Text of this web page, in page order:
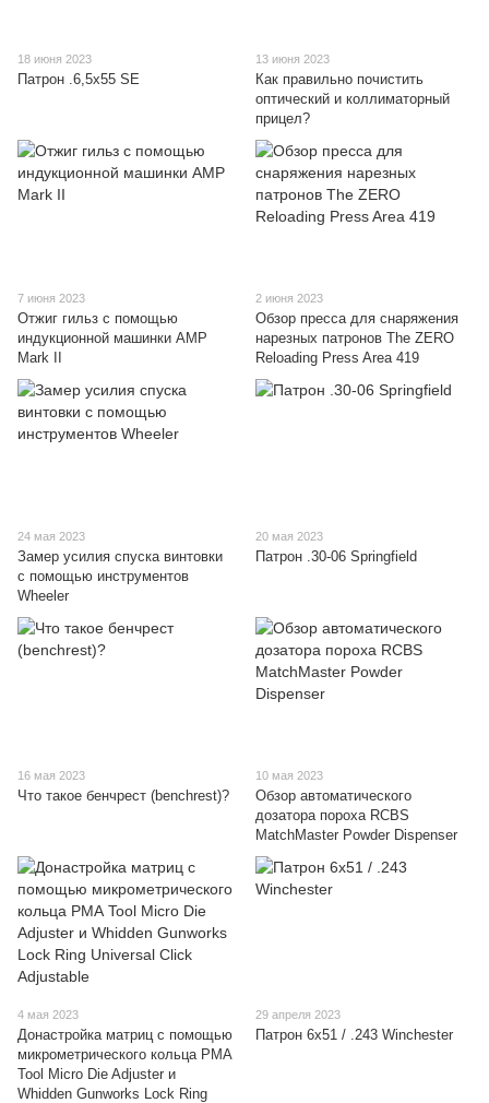
18 июня 2023
Патрон .6,5x55 SE
13 июня 2023
Как правильно почистить
оптический и коллиматорный
прицел?
7 июня 2023
Отжиг гильз с помощью
индукционной машинки AMP
Mark II
2 июня 2023
Обзор пресса для снаряжения
нарезных патронов The ZERO
Reloading Press Area 419
24 мая 2023
Замер усилия спуска винтовки
с помощью инструментов
Wheeler
20 мая 2023
Патрон .30-06 Springfield
16 мая 2023
Что такое бенчрест (benchrest)?
10 мая 2023
Обзор автоматического
дозатора пороха RCBS
MatchMaster Powder Dispenser
4 мая 2023
Донастройка матриц с помощью
микрометрического кольца РМА
Tool Micro Die Adjuster и
Whidden Gunworks Lock Ring
29 апреля 2023
Патрон 6х51 / .243 Winchester